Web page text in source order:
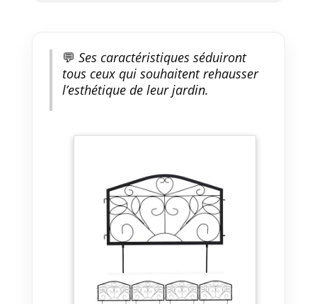
💬 Ses caractéristiques séduiront
tous ceux qui souhaitent rehausser
l’esthétique de leur jardin.